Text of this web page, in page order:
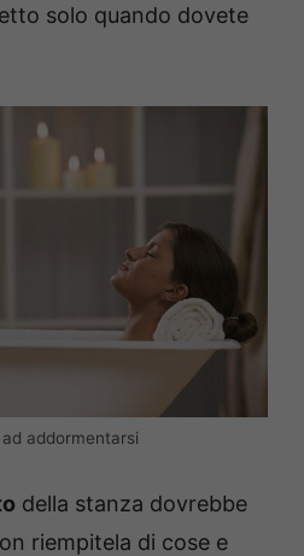
solo quando dovete
addormentarsi
della stanza dovrebbe
riempitela di cose e